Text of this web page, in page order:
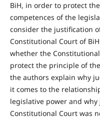
BiH, in order to protect
competences of the
consider the justification
Constitutional Court of
whether the
protect the principle of
the authors explain why
it comes to the
legislative power and
Constitutional Court was